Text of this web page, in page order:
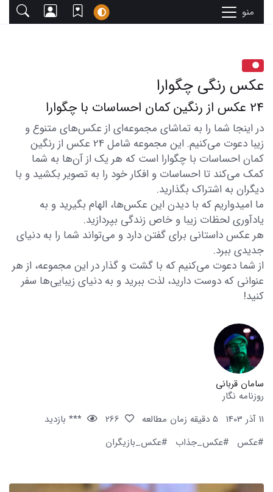
منو
عکس رنگی چگوارا
24 عکس از رنگین کمان احساسات با چگوارا
در اینجا شما را به تماشای مجموعه‌ای از عکس‌های متنوع و
زیبا دعوت می‌کنیم. این مجموعه شامل 24 عکس از رنگین
کمان احساسات با چگوارا است که هر یک از آن‌ها به شما
کمک می‌کند تا احساسات و افکار خود را به تصویر بکشید و با
دیگران به اشتراک بگذارید.
ما امیدواریم که با دیدن این عکس‌ها، الهام بگیرید و به
یادآوری لحظات زیبا و خاص زندگی بپردازید.
هر عکس داستانی برای گفتن دارد و می‌تواند شما را به دنیای
جدیدی ببرد.
از شما دعوت می‌کنیم که با گشت و گذار در این مجموعه، از هر
عنوانی که دوست دارید، لذت ببرید و به دنیای زیبایی‌ها سفر
کنید!
سامان قربانی
روزنامه نگار
11 آذر 1403
5 دقیقه زمان مطالعه
*** بازدید
#عکس
#عکس_جذاب #عکس_بازیگران